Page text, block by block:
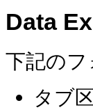
Data
下記の
タブ